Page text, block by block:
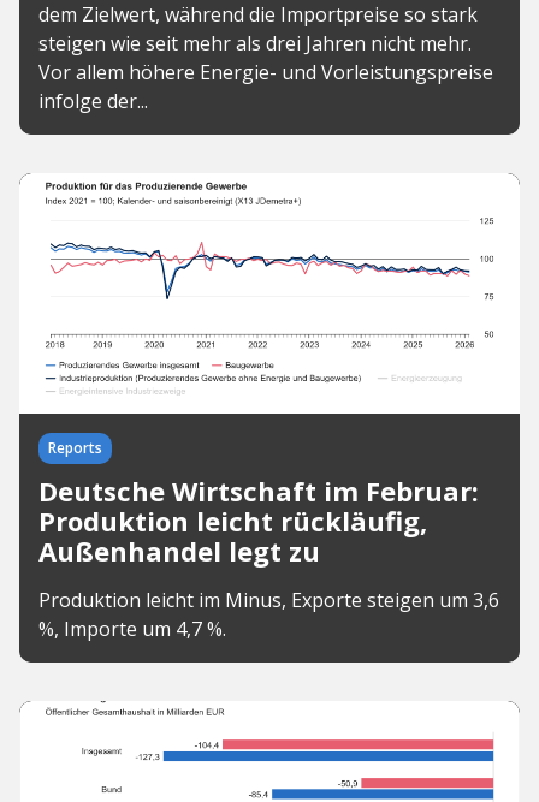
dem Zielwert, während die Importpreise so stark
steigen wie seit mehr als drei Jahren nicht mehr.
Vor allem höhere Energie- und Vorleistungspreise
infolge der...
Reports
Deutsche Wirtschaft im Februar:
Produktion leicht rückläufig,
Außenhandel legt zu
Produktion leicht im Minus, Exporte steigen um 3,6
%, Importe um 4,7 %.